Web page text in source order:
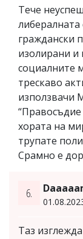
Тече
либералната
граждански
изолирани и
социалните
трескаво
използвачи
“Правосъдие
хората на
трупате
Срамно е
6.
Таз